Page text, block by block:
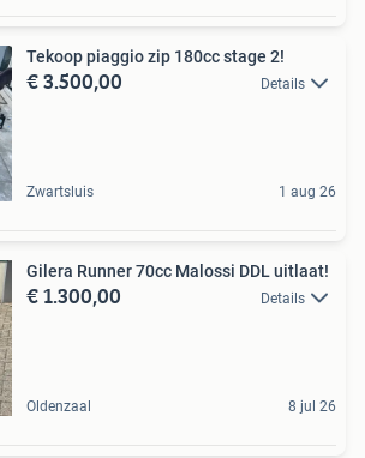
Tekoop piaggio zip 180cc stage 2!
€ 3.500,00 Details
Zwartsluis 1 aug 26
Gilera Runner 70cc Malossi DDL uitlaat!
€ 1.300,00 Details
Oldenzaal 8 jul 26